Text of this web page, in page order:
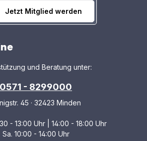
Jetzt Mitglied werden
und Beratung unter:
0571 - 8299000
45 · 32423 Minden
- 13:00 Uhr | 14:00 - 18:00 Uhr
Sa. 10:00 - 14:00 Uhr